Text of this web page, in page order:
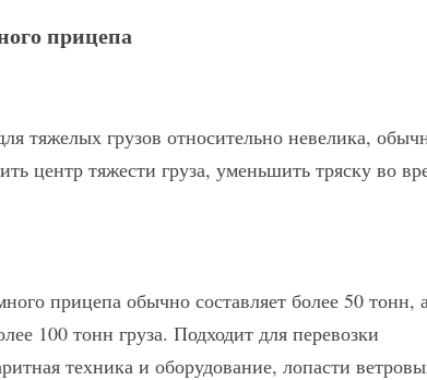
прицепа
тяжелых грузов относительно невелика,
центр тяжести груза, уменьшить тряску во
прицепа обычно составляет более 50 тонн,
100 тонн груза. Подходит для перевозки
техника и оборудование, лопасти